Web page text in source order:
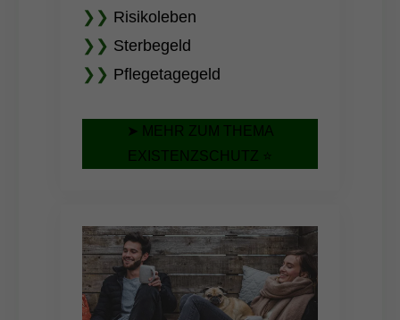
❯❯ Risikoleben
❯❯ Sterbegeld
❯❯ Pflegetagegeld
➤ MEHR ZUM THEMA
EXISTENZSCHUTZ ⭐